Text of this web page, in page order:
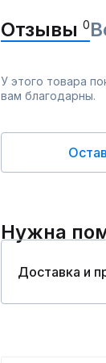
Отзывы 0
У этого товара
вам благодарны.
Нужна
Доставка и